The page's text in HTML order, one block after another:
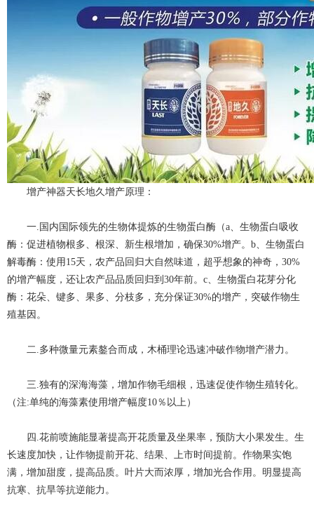
增产神器天长地久增产原理：
一.国内国际领先的生物体提炼的生物蛋白酶（a、生物蛋白吸收
酶：促进植物根多、根深、新生根增加，确保30%增产。b、生物蛋白
解毒酶：使用15天，农产品回归大自然味道，超乎想象的神奇，30%
的增产幅度，还让农产品品质回归到30年前。c、生物蛋白花芽分化
酶：花朵、键多、果多、分枝多，充分保证30%的增产，突破作物生
殖基因。
二.多种微量元素鏊合而成，木桶理论迅速冲破作物增产潜力。
三.独有的深海海藻，增加作物毛细根，迅速促使作物生殖转化。
（注:单纯的海藻素使用增产幅度10％以上）
四.花前喷施能显著提高开花质量及坐果率，预防大小果发生。生
长速度加快，让作物提前开花、结果、上市时间提前。作物果实饱
满，增加甜度，提高品质。叶片大而浓厚，增加光合作用。明显提高
抗寒、抗旱等抗逆能力。